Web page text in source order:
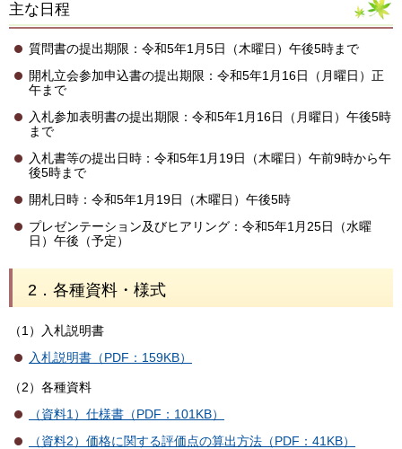
主な日程
質問書の提出期限：令和5年1月5日（木曜日）午後5時まで
開札立会参加申込書の提出期限：令和5年1月16日（月曜日）正
午まで
入札参加表明書の提出期限：令和5年1月16日（月曜日）午後5時
まで
入札書等の提出日時：令和5年1月19日（木曜日）午前9時から午
後5時まで
開札日時：令和5年1月19日（木曜日）午後5時
プレゼンテーション及びヒアリング：令和5年1月25日（水曜
日）午後（予定）
2．各種資料・様式
（1）入札説明書
入札説明書（PDF：159KB）
（2）各種資料
（資料1）仕様書（PDF：101KB）
（資料2）価格に関する評価点の算出方法（PDF：41KB）